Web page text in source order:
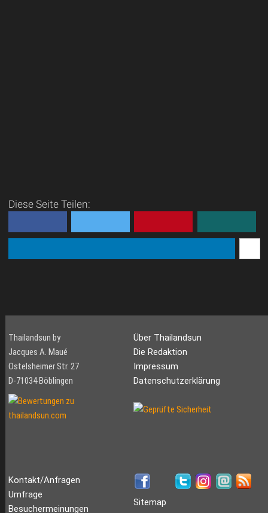
Diese Seite Teilen:
Thailandsun by
Jacques A. Maué
Ostelsheimer Str. 27
D-71034 Böblingen
Über Thailandsun
Die Redaktion
Impressum
Datenschutzerklärung
Kontakt/Anfragen
Umfrage
Besuchermeinungen
Sitemap